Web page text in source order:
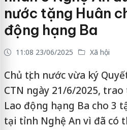
nước tặng Huân
động hạng Ba
11:08 23/06/2025 Xã hội
Chủ tịch nước vừa ký
CTN ngày 21/6/2025,
Lao động hạng Ba cho 3
tại tỉnh Nghệ An vì đã có